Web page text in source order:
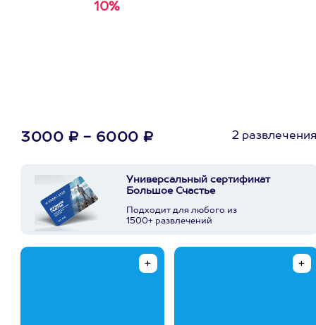
10%
3000 ₽ - 6000 ₽ 2
Универсальный сертификат
Большое Счастье
Подходит для любого из
1500+ развлечений